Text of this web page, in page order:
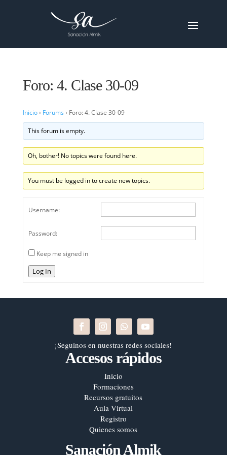
Foro: 4. Clase 30-09
Inicio› Forums › Foro: 4. Clase 30-09
This forum is empty.
Oh, bother! No topics were found here.
You must be logged in to create new topics.
Username:
Password:
Keep me signed in
Log In
¡Seguinos en nuestras redes sociales!
Accesos rápidos
Inicio
Formaciones
Recursos gratuitos
Aula Virtual
Registro
Quienes somos
Sanación Almik